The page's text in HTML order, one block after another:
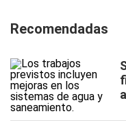
Recomendadas